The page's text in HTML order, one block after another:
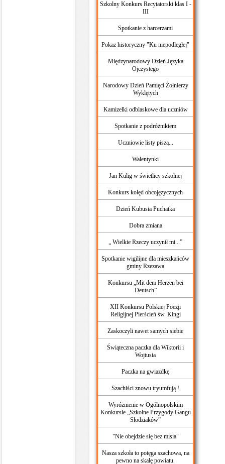
Szkolny Konkurs Recytatorski klas I -
III
Spotkanie z harcerzami
Pokaz historyczny "Ku niepodległej"
Międzynarodowy Dzień Języka
Ojczystego
Narodowy Dzień Pamięci Żołnierzy
Wyklętych
Kamizelki odblaskowe dla uczniów
Spotkanie z podróżnikiem
Uczniowie listy piszą...
Walentynki
Jan Kulig w świetlicy szkolnej
Konkurs kolęd obcojęzycznych
Dzień Kubusia Puchatka
Dobra zmiana
„ Wielkie Rzeczy uczynił mi...”
Spotkanie wigilijne dla mieszkańców
gminy Rzezawa
Konkursu „Mit dem Herzen bei
Deutsch”
XII Konkursu Polskiej Poezji
Religijnej Pierścień św. Kingi
Zaskoczyli nawet samych siebie
Świąteczna paczka dla Wiktorii i
Wojtusia
Paczka na gwiazdkę
Szachiści znowu tryumfują !
‪Wyróżnienie w Ogólnopolskim
Konkursie „Szkolne Przygody Gangu
Słodziaków”
"Nie obejdzie się bez misia"
Nasza szkoła to potęga szachowa, na
pewno na skalę powiatu.